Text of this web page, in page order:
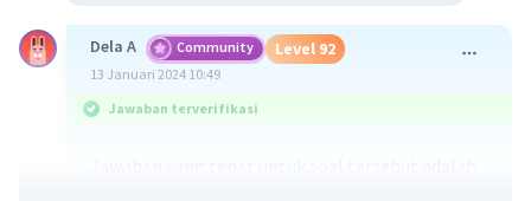
Dela A Community Level 92
13 Januari 2024 10:49
Jawaban terverifikasi